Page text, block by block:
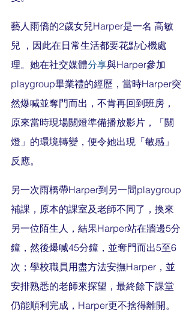
藝人雨僑的2歲女兒Harper是一名 高敏
兒 ，因此在日常生活都要花點心機處
理。她在社交媒體分享與Harper參加
playgroup畢業禮的經歷，當時Harper突
然爆喊並奪門而出，不肯再回到班房，
原來當時現場關燈準備播放影片，「關
燈」的環境轉變，便令她出現「敏感」
反應。
另一次雨橋帶Harper到另一間playgroup
補課，原本的課室及老師不同了，換來
另一位陌生人，結果Harper站在牆邊5分
鐘，然後爆喊45分鐘，並奪門而出5至6
次；學校職員用盡方法安撫Harper，並
安排熟悉的老師來探望，最終餘下課堂
仍能順利完成，Harper更不捨得離開。